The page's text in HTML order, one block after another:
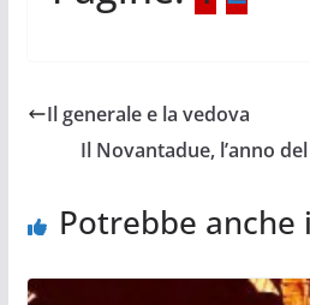
Il generale e la vedova
Il Novantadue, l’anno
Potrebbe